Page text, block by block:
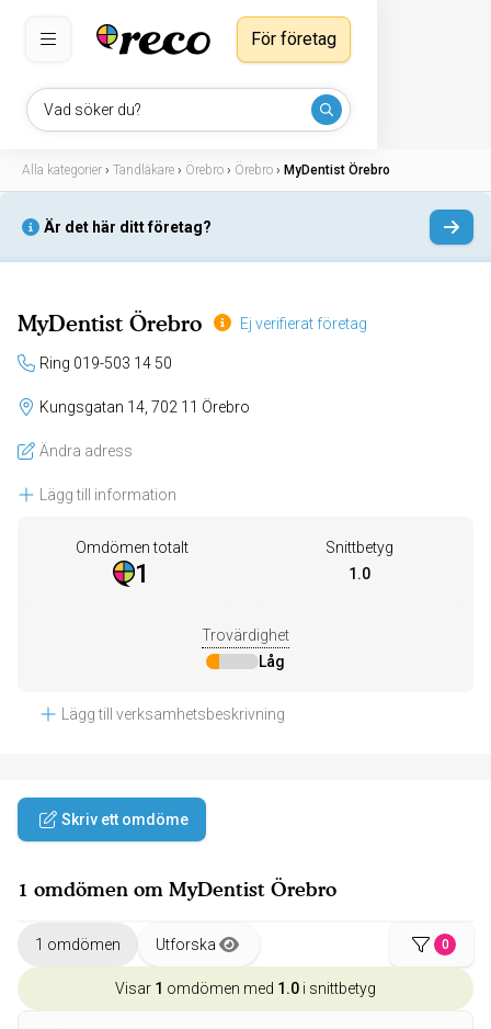
Vad söker du?
För företag
Alla kategorier › Tandläkare › Örebro › Örebro › MyDentist Örebro
Är det här ditt företag?
MyDentist Örebro Ej verifierat företag
Ring 019-503 14 50
Kungsgatan 14, 702 11 Örebro
Ändra adress
Lägg till information
Omdömen totalt
1
Snittbetyg
1.0
Trovärdighet
Låg
Lägg till verksamhetsbeskrivning
Skriv ett omdöme
1 omdömen om MyDentist Örebro
1 omdömen Utforska 0
Visar 1 omdömen med 1.0 i snittbetyg